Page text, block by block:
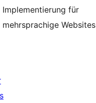
Implementierung für
mehrsprachige Websites